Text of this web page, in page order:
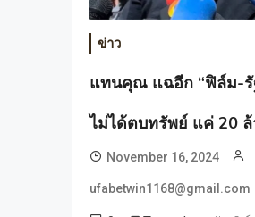
ข่าว
แทนคุณ แฉอีก “ฟิล์ม-รั
ไม่ได้ตบทรัพย์ แค่ 20
November 16, 2024
ufabetwin1168@gmail.com